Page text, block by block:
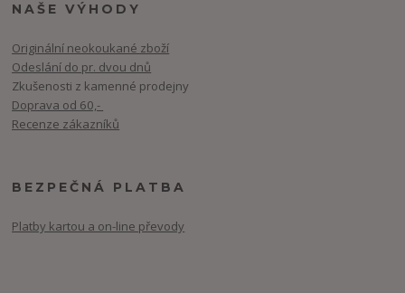
NAŠE VÝHODY
Originální neokoukané zboží
Odeslání do pr. dvou dnů
Zkušenosti z kamenné prodejny
Doprava od 60,-
Recenze zákazníků
BEZPEČNÁ PLATBA
Platby kartou a on-line převody